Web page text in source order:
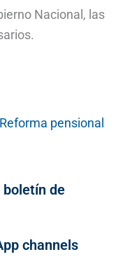
Nacional, las
Reforma pensional
de
channels